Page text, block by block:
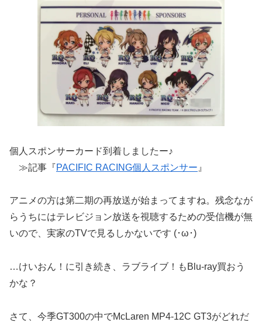
個人スポンサーカード到着しましたー♪
≫記事『PACIFIC RACING個人スポンサー 』
アニメの方は第二期の再放送が始まってますね。 残念なが
らうちにはテレビジョン放送を視聴するための受信機が無
いので、実家のTVで見るしかないです (･ω･)
…けいおん！に引き続き、ラブライブ！もBlu-ray買おう
かな？
さて、今季GT300の中でMcLaren MP4-12C GT3がどれだ